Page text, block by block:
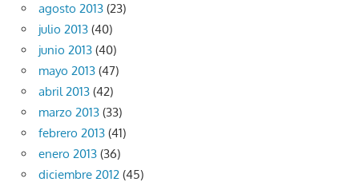
agosto 2013 (23)
julio 2013 (40)
junio 2013 (40)
mayo 2013 (47)
abril 2013 (42)
marzo 2013 (33)
febrero 2013 (41)
enero 2013 (36)
diciembre 2012 (45)